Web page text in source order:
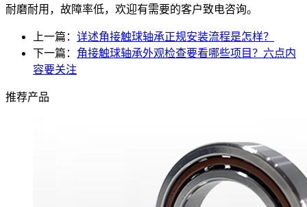
耐磨耐用，故障率低，欢迎有需要的客户致电咨询。
上一篇： 详述角接触球轴承正规安装流程是怎样？
下一篇： 角接触球轴承外观检查要看哪些项目？六点内
容要关注
推荐产品